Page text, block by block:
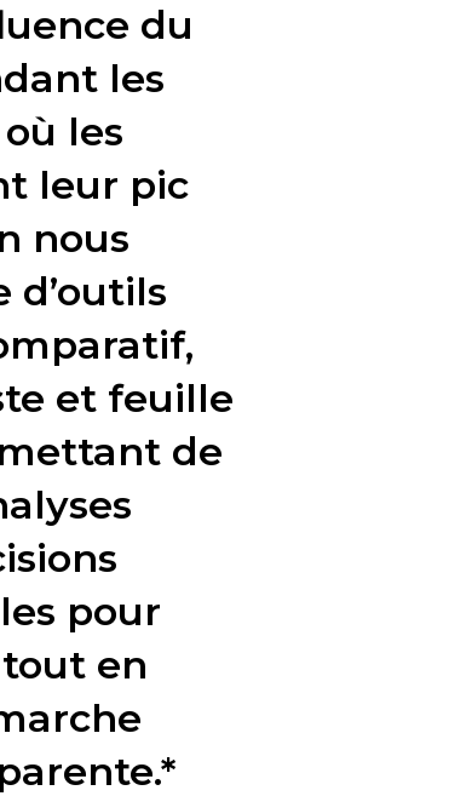
du
les
les
leur pic
nous
d’outils
et feuille
de
pour
en